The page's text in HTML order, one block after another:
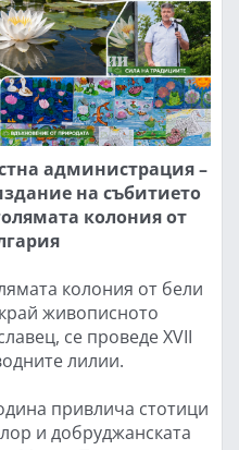
администрация –
на събитието
колония от
колония от бели
живописното
се проведе XVII
лилии.
привлича стотици
и добруджанската